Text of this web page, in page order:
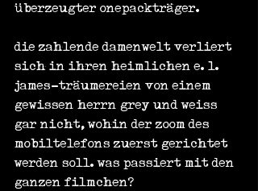
überzeugter onepackträger.
die zahlende damenwelt verliert
sich in ihren heimlichen e. l.
james-träumereien von einem
gewissen herrn grey und weiss
gar nicht, wohin der zoom des
mobiltelefons zuerst gerichtet
werden soll. was passiert mit den
ganzen filmchen?